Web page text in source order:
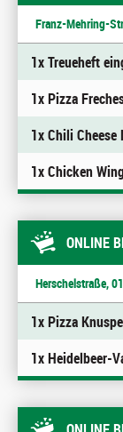
Franz-Mehring-
1x Treueheft
1x Pizza
1x Chili Cheese
1x Chicken
ONLINE
Herschelstraße,
1x Pizza
1x Heidelbeer-